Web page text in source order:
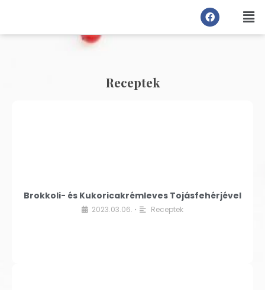
Receptek
Brokkoli- és Kukoricakrémleves Tojásfehérjével
2023.03.06. • Receptek